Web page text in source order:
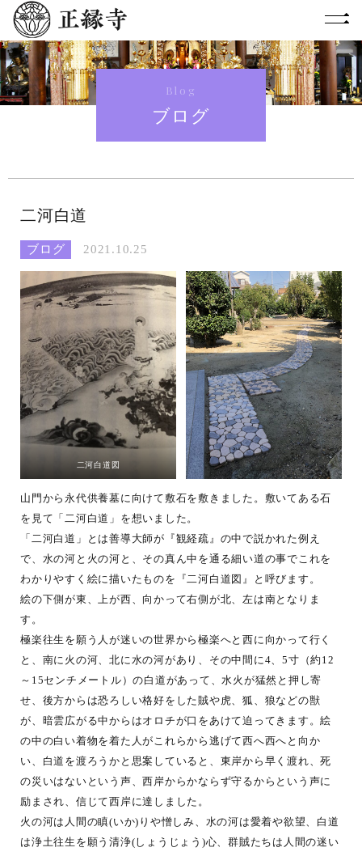
Blog
ブログ
二河白道
ブログ 2021.10.25
二河白道図
山門から永代供養墓に向けて敷石を敷きました。敷いてある石
を見て「二河白道」を想いました。
「二河白道」とは善導大師が『観経疏』の中で説かれた例え
で、水の河と火の河と、その真ん中を通る細い道の事でこれを
わかりやすく絵に描いたものを『二河白道図』と呼びます。
絵の下側が東、上が西、向かって右側が北、左は南となりま
す。
極楽往生を願う人が迷いの世界から極楽へと西に向かって行く
と、南に火の河、北に水の河があり、その中間に4、5寸（約12
～15センチメートル）の白道があって、水火が猛然と押し寄
せ、後方からは恐ろしい格好をした賊や虎、狐、狼などの獣
が、暗雲広がる中からはオロチが口をあけて迫ってきます。絵
の中の白い着物を着た人がこれらから逃げて西へ西へと向か
い、白道を渡ろうかと思案していると、東岸から早く渡れ、死
の災いはないという声、西岸からかならず守るからという声に
励まされ、信じて西岸に達しました。
火の河は人間の瞋(いか)りや憎しみ、水の河は愛着や欲望、白道
は浄土往生を願う清浄(しょうじょう)心、群賊たちは人間の迷い